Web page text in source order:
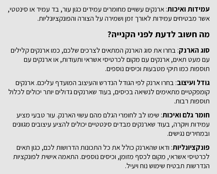
עמידות ואיכות: ארנקים עשויים מחומרים עמידים כגון עור, בד עמיד או סינטטי,
אשר מבטיחים עמידות לאורך זמן ושמירה על הצורה והפונקציונליות.
מה חשוב לדעת לפני הקנייה?
סוג הארנק: בחרו את סוג הארנק המתאים לצרכים שלכם, כמו ארנקים קלילים
עם מעט תאים, ארנקים עם מקום לכרטיסי אשראי ותעודות, או ארנקים עם
תוספות כמו תיקי מטבעות וכיסים נוספים.
גודל ועיצוב: בחרו ארנק לפי הגודל הנדרש והעיצוב המועדף עליכם. ארנקים
קומפקטיים מתאימים לנשיאה בכיסים, בעוד שארנקים גדולים יותר יכולים לכלול
תוספות רבות.
חומר גלם ואיכות: שימו לב לחומרי הגלם מהם עשוי הארנק. עור טבעי מציע
עמידות ויוקרה, בעוד שארנקים מבדים סינטטיים יכולים להציע עיצובים מגוונים
ובמחירים נגישים.
פונקציונליות: ודאו שהארנק כולל את כל התכונות הדרושות לכם, כגון תאים
לכרטיסי אשראי, מקום לכסף מזומן, וכיסים נוספים. התאמה אישית לפונקציות
הנדרשות תבטיח שימוש נוח ויעיל.